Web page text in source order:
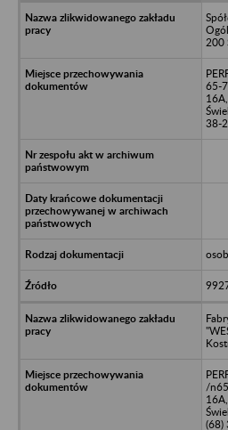
200
65-
38-
/
(68)